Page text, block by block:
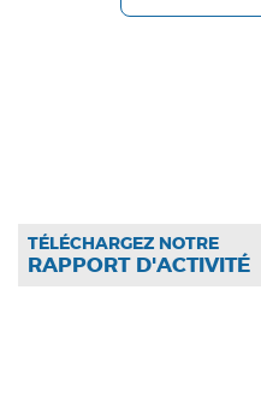
TÉLÉCHARGEZ NOTRE
RAPPORT D'ACTIVITÉ